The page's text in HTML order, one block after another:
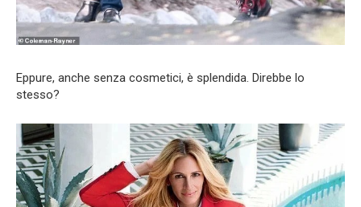
Eppure, anche senza cosmetici, è splendida. Direbbe lo
stesso?